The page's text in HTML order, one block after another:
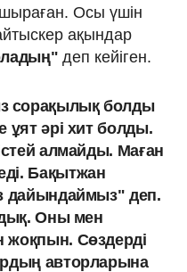
Осы үшін
ақындар
деп кейіген.
сорақылық болды
ұят әрі хит болды.
алмайды. Маған
Бақытжан
дайындаймыз" деп.
Оны мен
жоқпын. Сөздерді
авторларына